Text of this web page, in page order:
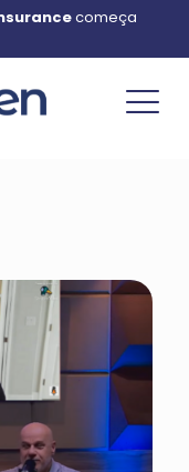
começa